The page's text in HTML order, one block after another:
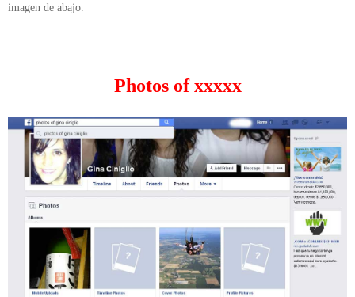
imagen de abajo.
Photos of xxxxx